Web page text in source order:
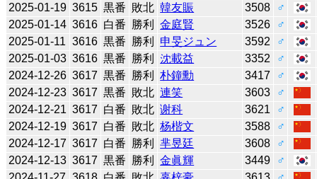
2025-01-19 3615 黒番 敗北 韓友賑 3508
♂
2025-01-14 3616 白番 勝利 金庭賢 3526
♂
2025-01-11 3616 黒番 勝利 申旻ジュン 3592
♂
2025-01-03 3616 黒番 勝利 沈載益 3352
♂
2024-12-26 3617 黒番 勝利 朴鐘勳 3417
♂
2024-12-23 3617 黒番 敗北 連笑 3603
♂
2024-12-21 3617 白番 敗北 谢科 3621
♂
2024-12-19 3617 白番 敗北 杨楷文 3588
♂
2024-12-17 3617 白番 勝利 芈昱廷 3608
♂
2024-12-13 3617 黒番 勝利 金眞輝 3449
♂